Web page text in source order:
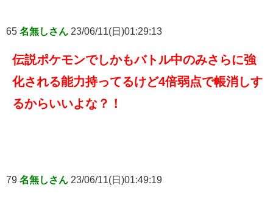
65 名無しさん 23/06/11(日)01:29:13
伝説ポケモンでしかもバトル中のみさらに強
化される能力持ってるけど4倍弱点で帳消しす
るからいいよな？！
79 名無しさん 23/06/11(日)01:49:19